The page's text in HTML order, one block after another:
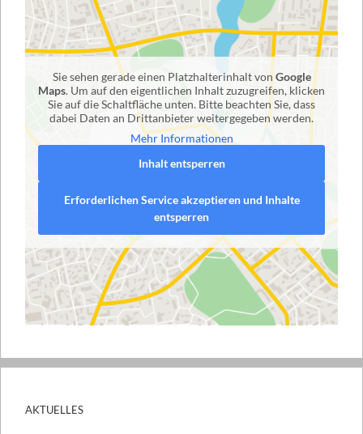
Sie sehen gerade einen Platzhalterinhalt von Google
Maps. Um auf den eigentlichen Inhalt zuzugreifen, klicken
Sie auf die Schaltfläche unten. Bitte beachten Sie, dass
dabei Daten an Drittanbieter weitergegeben werden.
Mehr Informationen
Inhalt entsperren
Erforderlichen Service akzeptieren und Inhalte
entsperren
AKTUELLES